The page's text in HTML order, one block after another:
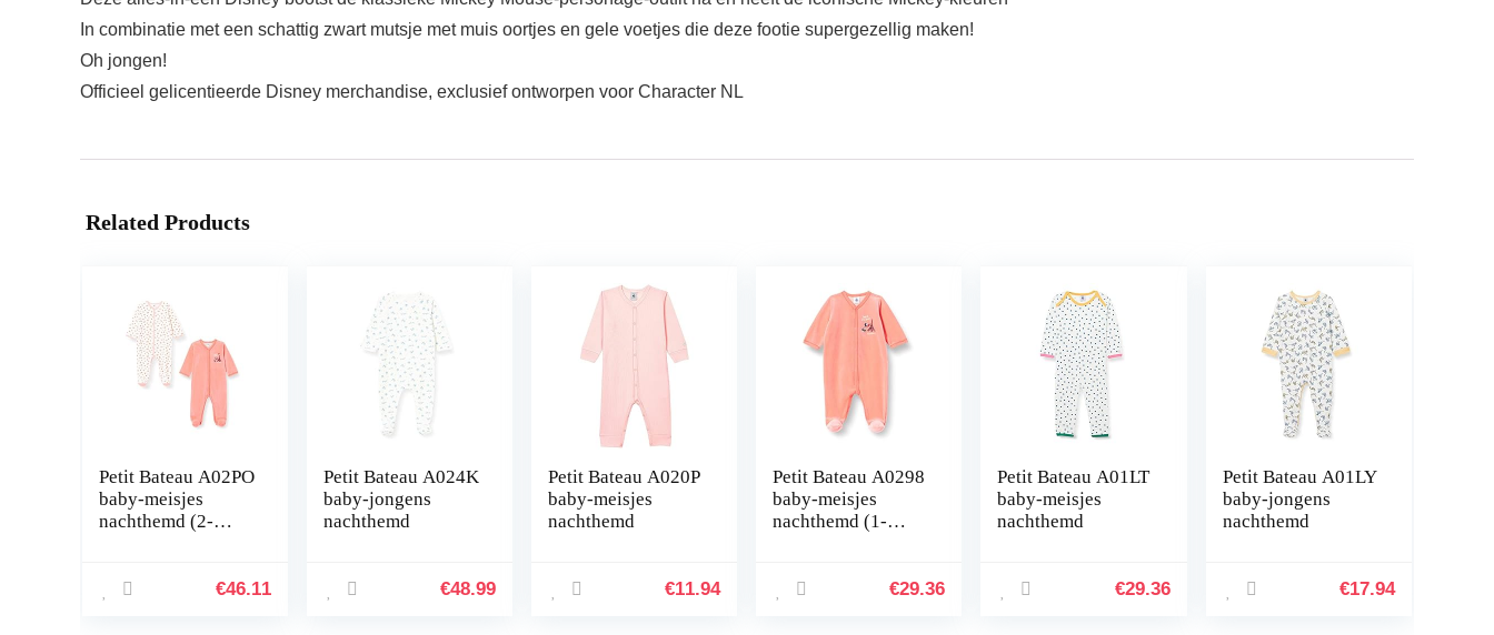
In combinatie met een schattig zwart mutsje met muis oortjes en gele voetjes die deze footie supergezellig maken!
Oh jongen!
Officieel gelicentieerde Disney merchandise, exclusief ontworpen voor Character NL
Related Products
Petit Bateau A02PO
baby-meisjes
nachthemd (2-
€46.11
Petit Bateau A024K
baby-jongens
nachthemd
€48.99
Petit Bateau A020P
baby-meisjes
nachthemd
€11.94
Petit Bateau A0298
baby-meisjes
nachthemd (1-
€29.36
Petit Bateau A01LT
baby-meisjes
nachthemd
€29.36
Petit Bateau A01LY
baby-jongens
nachthemd
€17.94